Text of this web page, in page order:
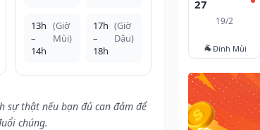
13h
–
14h
(Giờ
Mùi)
17h
–
18h
(Giờ
Dậu)
sự thật nếu bạn đủ can đảm để
chúng.
27
19/2
🐐Đinh Mùi